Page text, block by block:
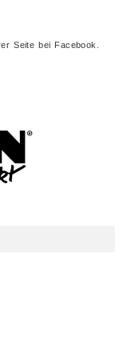
Seite bei Facebook.